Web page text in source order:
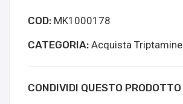
kopen
quantità
COD: MK1000178
CATEGORIA: Acquista Triptamine
CONDIVIDI QUESTO PRODOTTO